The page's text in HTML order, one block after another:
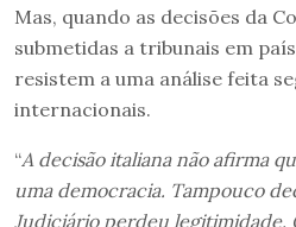
Mas, quando as decisões da
submetidas a tribunais em
resistem a uma análise feita
internacionais.
“A decisão italiana não afirma
uma democracia. Tampouco
Judiciário perdeu legitimidade.